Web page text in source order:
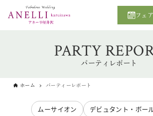
フェ
PARTY
パーティレポート
ホーム パーティーレポート
ムーサイオン デビュタント・ボー